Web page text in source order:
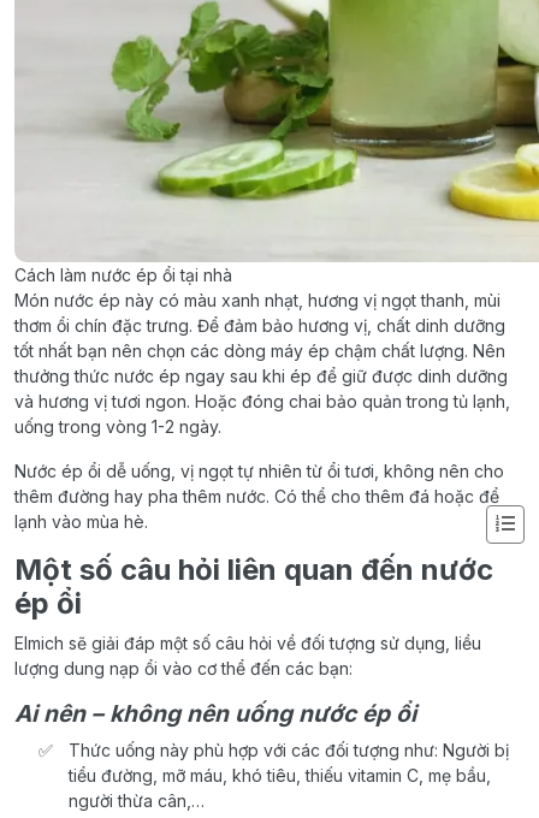
Cách làm nước ép ổi tại nhà
Món nước ép này có màu xanh nhạt, hương vị ngọt thanh, mùi
thơm ổi chín đặc trưng. Để đảm bảo hương vị, chất dinh dưỡng
tốt nhất bạn nên chọn các dòng máy ép chậm chất lượng. Nên
thưởng thức nước ép ngay sau khi ép để giữ được dinh dưỡng
và hương vị tươi ngon. Hoặc đóng chai bảo quản trong tủ lạnh,
uống trong vòng 1-2 ngày.
Nước ép ổi dễ uống, vị ngọt tự nhiên từ ổi tươi, không nên cho
thêm đường hay pha thêm nước. Có thể cho thêm đá hoặc để
lạnh vào mùa hè.
Một số câu hỏi liên quan đến nước
ép ổi
Elmich sẽ giải đáp một số câu hỏi về đối tượng sử dụng, liều
lượng dung nạp ổi vào cơ thể đến các bạn:
Ai nên – không nên uống nước ép ổi
Thức uống này phù hợp với các đối tượng như: Người bị
tiểu đường, mỡ máu, khó tiêu, thiếu vitamin C, mẹ bầu,
người thừa cân,…